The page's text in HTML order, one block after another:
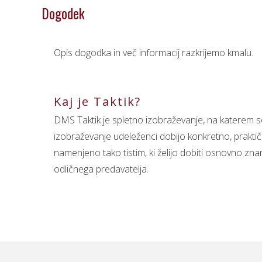
Dogodek
Opis dogodka in več informacij razkrijemo kmalu.
Kaj je Taktik?
DMS Taktik je spletno izobraževanje, na
izobraževanje udeleženci dobijo konkretno,
namenjeno tako tistim, ki želijo dobiti osnovno
odličnega predavatelja.